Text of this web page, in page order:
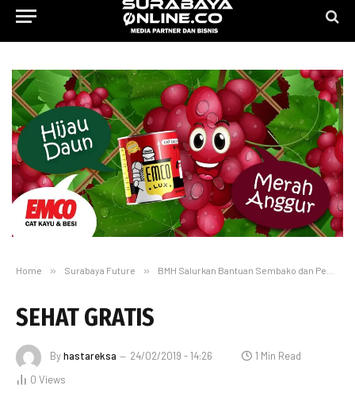
Home » Surabaya Future » BMH Salurkan Bantuan Sembako dan Pengobatan Gratis di Kampung Pemulung
SEHAT GRATIS
Byhastareksa 24/02/2019 - 14:26
1 Min Read
0 Views